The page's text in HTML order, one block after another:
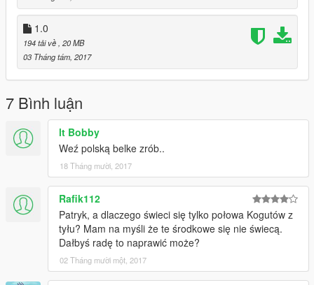
1.0
194 tải về, 20 MB
03 Tháng tám, 2017
7 Bình luận
lt Bobby
Weź polską belke zrób..
18 Tháng mười, 2017
Rafik112
Patryk, a dlaczego świeci się tylko połowa Kogutów z
tyłu? Mam na myśli że te środkowe się nie świecą.
Dałbyś radę to naprawić może?
02 Tháng mười một, 2017